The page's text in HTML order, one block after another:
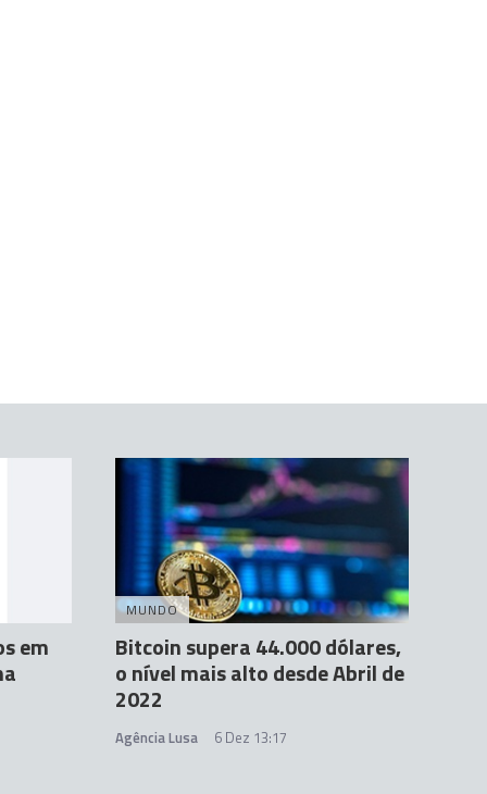
em
MUNDO
Bitcoin supera 44.000 dólares,
o nível mais alto desde Abril de
2022
Agência Lusa 6 Dez 13:17